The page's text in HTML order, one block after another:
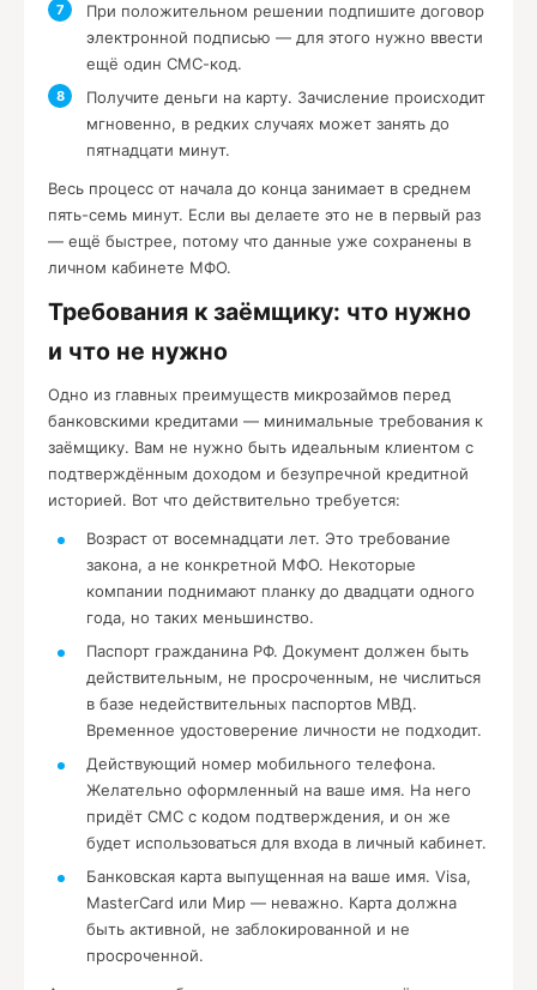
При положительном решении подпишите договор
электронной подписью — для этого нужно ввести
ещё один СМС-код.
Получите деньги на карту. Зачисление происходит
мгновенно, в редких случаях может занять до
пятнадцати минут.
Весь процесс от начала до конца занимает в среднем
пять-семь минут. Если вы делаете это не в первый раз
— ещё быстрее, потому что данные уже сохранены в
личном кабинете МФО.
Требования к заёмщику: что нужно
и что не нужно
Одно из главных преимуществ микрозаймов перед
банковскими кредитами — минимальные требования к
заёмщику. Вам не нужно быть идеальным клиентом с
подтверждённым доходом и безупречной кредитной
историей. Вот что действительно требуется:
Возраст от восемнадцати лет. Это требование
закона, а не конкретной МФО. Некоторые
компании поднимают планку до двадцати одного
года, но таких меньшинство.
Паспорт гражданина РФ. Документ должен быть
действительным, не просроченным, не числиться
в базе недействительных паспортов МВД.
Временное удостоверение личности не подходит.
Действующий номер мобильного телефона.
Желательно оформленный на ваше имя. На него
придёт СМС с кодом подтверждения, и он же
будет использоваться для входа в личный кабинет.
Банковская карта выпущенная на ваше имя. Visa,
MasterCard или Мир — неважно. Карта должна
быть активной, не заблокированной и не
просроченной.